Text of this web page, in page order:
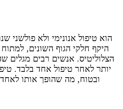
היקף חלקי הגוף השונים,
הצלוליטיס. אנשים רבים מגלים
יותר לאחר טיפול אחד בלבד.